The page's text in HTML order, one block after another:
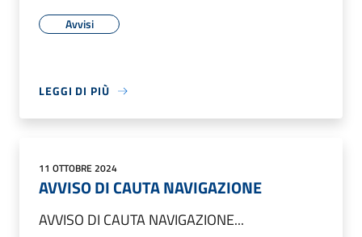
Avvisi
LEGGI DI PIÙ
11 OTTOBRE 2024
AVVISO DI CAUTA NAVIGAZIONE
AVVISO DI CAUTA NAVIGAZIONE...